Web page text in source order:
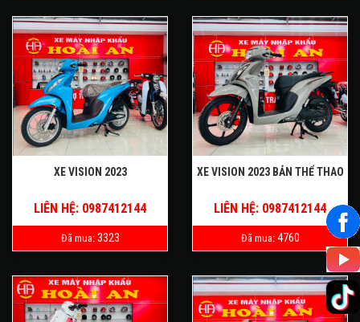
XE VISION 2023
LIÊN HỆ: 0987412144
Đã mua: 3323
XE VISION 2023 BẢN THỂ THAO
LIÊN HỆ: 0987412144
Đã mua: 4760